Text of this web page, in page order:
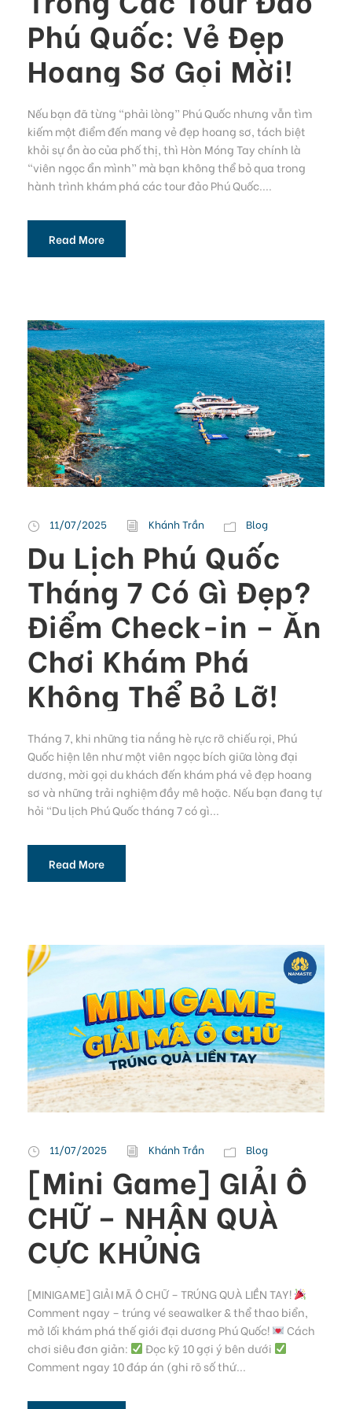
Phú Quốc: Vẻ Đẹp
Hoang Sơ Gọi Mời!
Nếu bạn đã từng “phải lòng” Phú Quốc nhưng vẫn tìm
kiếm một điểm đến mang vẻ đẹp hoang sơ, tách biệt
khỏi sự ồn ào của phố thị, thì Hòn Móng Tay chính là
“viên ngọc ẩn mình” mà bạn không thể bỏ qua trong
hành trình khám phá các tour đảo Phú Quốc....
Read More
11/07/2025 Khánh Trần Blog
Du Lịch Phú Quốc
Tháng 7 Có Gì Đẹp?
Điểm Check-in – Ăn
Chơi Khám Phá
Không Thể Bỏ Lỡ!
Tháng 7, khi những tia nắng hè rực rỡ chiếu rọi, Phú
Quốc hiện lên như một viên ngọc bích giữa lòng đại
dương, mời gọi du khách đến khám phá vẻ đẹp hoang
sơ và những trải nghiệm đầy mê hoặc. Nếu bạn đang tự
hỏi “Du lịch Phú Quốc tháng 7 có gì...
Read More
11/07/2025 Khánh Trần Blog
[Mini Game] GIẢI Ô
CHỮ – NHẬN QUÀ
CỰC KHỦNG
[MINIGAME] GIẢI MÃ Ô CHỮ – TRÚNG QUÀ LIỀN TAY!
Comment ngay – trúng vé seawalker & thể thao biển,
mở lối khám phá thế giới đại dương Phú Quốc!
Cách
chơi siêu đơn giản:
Đọc kỹ 10 gợi ý bên dưới
Comment ngay 10 đáp án (ghi rõ số thứ...